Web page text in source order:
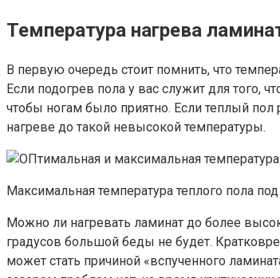
Температура нагрева
В первую очередь стоит помнить, что
Если подогрев пола у вас служит для того,
чтобы ногам было приятно. Если теплый пол
нагреве до такой невысокой температуры.
Максимальная температура теплого пола
Можно ли нагревать ламинат до более
градусов большой беды не будет.
может стать причиной «вспученного